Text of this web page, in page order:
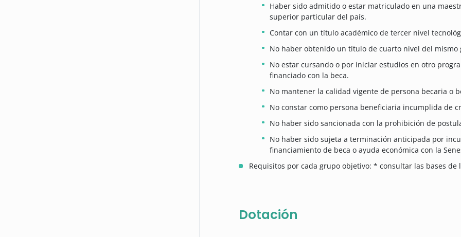
Haber sido admitido o estar matriculado en una
superior particular del país.
Contar con un título académico de tercer nivel
No haber obtenido un título de cuarto nivel del mismo
No estar cursando o por iniciar estudios en otro
financiado con la beca.
No mantener la calidad vigente de persona becaria o
No constar como persona beneficiaria incumplida de
No haber sido sancionada con la prohibición de
No haber sido sujeta a terminación anticipada por
financiamiento de beca o ayuda económica con la
Requisitos por cada grupo objetivo: * consultar las bases de
Dotación